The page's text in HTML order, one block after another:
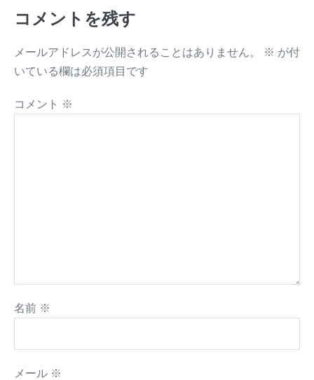
コメントを残す
メールアドレスが公開されることはありません。 ※ が付
いている欄は必須項目です
コメント ※
名前 ※
メール ※